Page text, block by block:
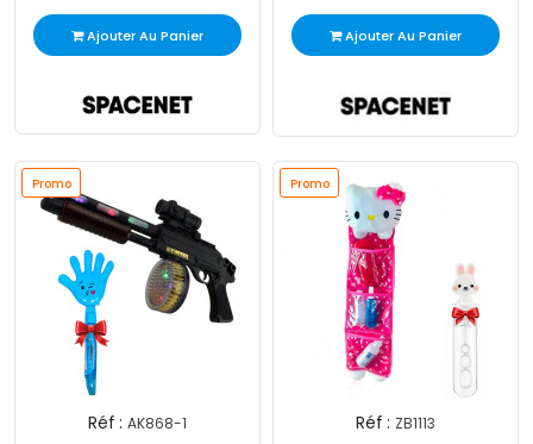
Ajouter Au Panier Ajouter Au Panier
Promo
Réf : AK868-1
Promo
Réf : ZB1113